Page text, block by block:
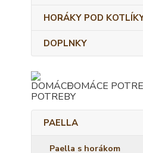
HORÁKY POD
DOPLNKY
DOMÁCE
PAELLA
Paella s horákom